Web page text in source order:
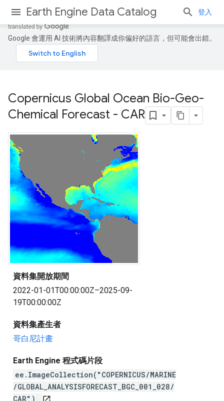
Earth Engine Data Catalog 登入
Google 會運用 AI 技術將內容翻譯成你偏好的語言，但可能會出錯。
Copernicus Global Ocean Bio-Geo-
Chemical Forecast - CAR
資料集開放期間
2022-01-01T00:00:00Z–2025-09-
19T00:00:00Z
資料集產生者
哥白尼計畫
Earth Engine 程式碼片段
ee.ImageCollection("COPERNICUS/MARINE
/GLOBAL_ANALYSISFORECAST_BGC_001_028/
CAR")